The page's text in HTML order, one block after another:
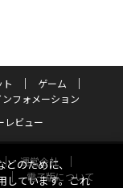
ゲーム
ンフォメーション
レビュー
運営会社
電子版について
のために、
しています。これ